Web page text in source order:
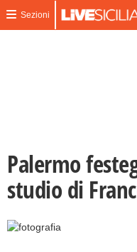
Sezioni
Palermo
studio di